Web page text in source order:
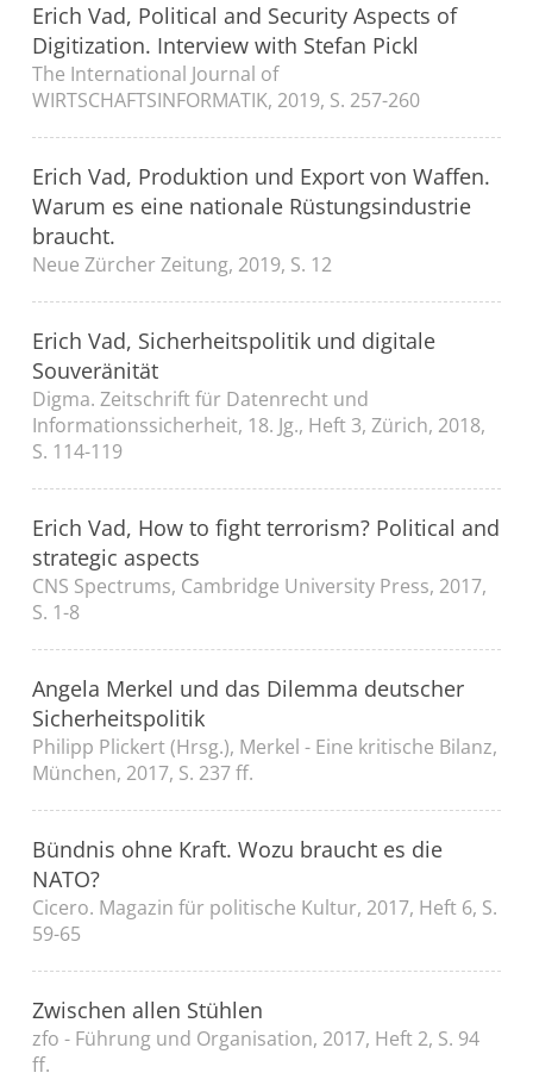
Erich Vad, Political and Security Aspects of
Digitization. Interview with Stefan Pickl
The International Journal of
WIRTSCHAFTSINFORMATIK, 2019, S. 257-260
Erich Vad, Produktion und Export von Waffen.
Warum es eine nationale Rüstungsindustrie
braucht.
Neue Zürcher Zeitung, 2019, S. 12
Erich Vad, Sicherheitspolitik und digitale
Souveränität
Digma. Zeitschrift für Datenrecht und
Informationssicherheit, 18. Jg., Heft 3, Zürich, 2018,
S. 114-119
Erich Vad, How to fight terrorism? Political and
strategic aspects
CNS Spectrums, Cambridge University Press, 2017,
S. 1-8
Angela Merkel und das Dilemma deutscher
Sicherheitspolitik
Philipp Plickert (Hrsg.), Merkel - Eine kritische Bilanz,
München, 2017, S. 237 ff.
Bündnis ohne Kraft. Wozu braucht es die
NATO?
Cicero. Magazin für politische Kultur, 2017, Heft 6, S.
59-65
Zwischen allen Stühlen
zfo - Führung und Organisation, 2017, Heft 2, S. 94
ff.